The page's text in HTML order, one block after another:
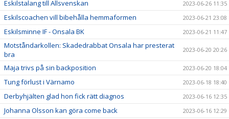
Eskilstalang till Allsvenskan 2023-06-26 11:35
Eskilscoachen vill bibehålla hemmaformen 2023-06-21 23:08
Eskilsminne IF - Onsala BK 2023-06-21 11:47
Motståndarkollen: Skadedrabbat Onsala har presterat
bra
2023-06-20 20:26
Maja trivs på sin backposition 2023-06-20 18:04
Tung förlust i Värnamo 2023-06-18 18:40
Derbyhjälten glad hon fick rätt diagnos 2023-06-16 12:35
Johanna Olsson kan göra come back 2023-06-16 12:29